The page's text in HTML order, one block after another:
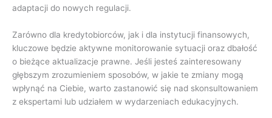
adaptacji do nowych regulacji.
Zarówno dla kredytobiorców, jak i dla instytucji finansowych,
kluczowe będzie aktywne monitorowanie sytuacji oraz dbałość
o bieżące aktualizacje prawne. Jeśli jesteś zainteresowany
głębszym zrozumieniem sposobów, w jakie te zmiany mogą
wpłynąć na Ciebie, warto zastanowić się nad skonsultowaniem
z ekspertami lub udziałem w wydarzeniach edukacyjnych.